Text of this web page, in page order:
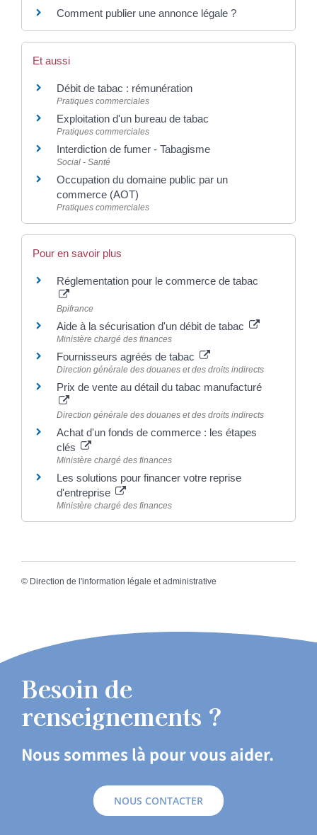
Comment publier une annonce légale ?
Et aussi
Débit de tabac : rémunération
Pratiques commerciales
Exploitation d'un bureau de tabac
Pratiques commerciales
Interdiction de fumer - Tabagisme
Social - Santé
Occupation du domaine public par un
commerce (AOT)
Pratiques commerciales
Pour en savoir plus
Réglementation pour le commerce de tabac
Bpifrance
Aide à la sécurisation d'un débit de tabac
Ministère chargé des finances
Fournisseurs agréés de tabac
Direction générale des douanes et des droits indirects
Prix de vente au détail du tabac manufacturé
Direction générale des douanes et des droits indirects
Achat d'un fonds de commerce : les étapes
clés
Ministère chargé des finances
Les solutions pour financer votre reprise
d'entreprise
Ministère chargé des finances
© Direction de l'information légale et administrative
Besoin de
renseignements ?
Nous sommes là pour vous aider.
NOUS CONTACTER